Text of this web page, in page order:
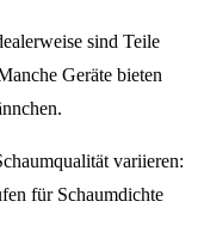
sind Teile
Geräte bieten
variieren:
für Schaumdichte